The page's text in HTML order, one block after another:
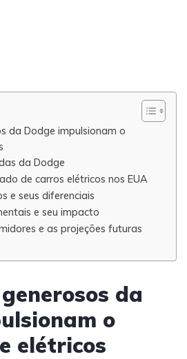
da Dodge impulsionam o
da Dodge
de carros elétricos nos EUA
e seus diferenciais
e seu impacto
e as projeções futuras
da
o
elétricos